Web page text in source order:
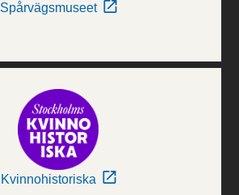
Spårvägsmuseet
Kvinnohistoriska